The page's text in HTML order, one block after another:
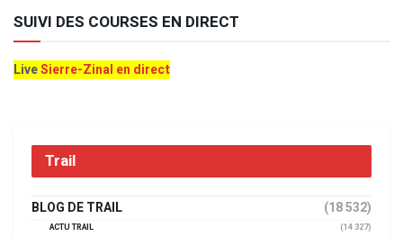
SUIVI DES COURSES EN DIRECT
LiveSierre-Zinal en direct
Trail
BLOG DE TRAIL (18 532)
ACTU TRAIL
(14 327)